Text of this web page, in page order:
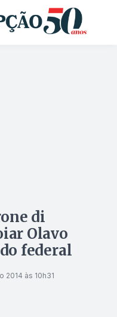
di
Olavo
federal
2014 às 10h31